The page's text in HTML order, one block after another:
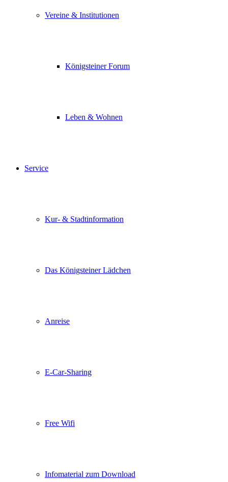
Vereine & Institutionen
Königsteiner Forum
Leben & Wohnen
Service
Kur- & Stadtinformation
Das Königsteiner Lädchen
Anreise
E-Car-Sharing
Free Wifi
Infomaterial zum Download